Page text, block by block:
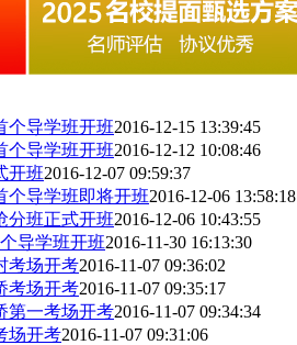
个导学班开班2016-12-15 13:39:45
个导学班开班2016-12-12 10:08:46
开班2016-12-07 09:59:37
个导学班即将开班2016-12-06 13:58:18
分班正式开班2016-12-06 10:43:55
导学班开班2016-11-30 16:13:30
考场开考2016-11-07 09:36:02
考场开考2016-11-07 09:35:17
第一考场开考2016-11-07 09:34:34
场开考2016-11-07 09:31:06